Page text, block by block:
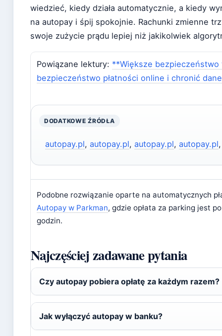
wiedzieć, kiedy działa automatycznie, a kiedy
na autopay i śpij spokojnie. Rachunki zmienne
swoje zużycie prądu lepiej niż jakikolwiek
Powiązane lektury: **Większe
bezpieczeństwo płatności online i chronić
DODATKOWE ŹRÓDŁA
autopay.pl,autopay.pl,autopay.pl,autopay.pl
Podobne rozwiązanie oparte na automatycznych
Autopay w Parkman, gdzie opłata za parking jest
godzin.
Najczęściej zadawane pytania
Czy autopay pobiera opłatę za każdym razem?
Jak wyłączyć autopay w banku?